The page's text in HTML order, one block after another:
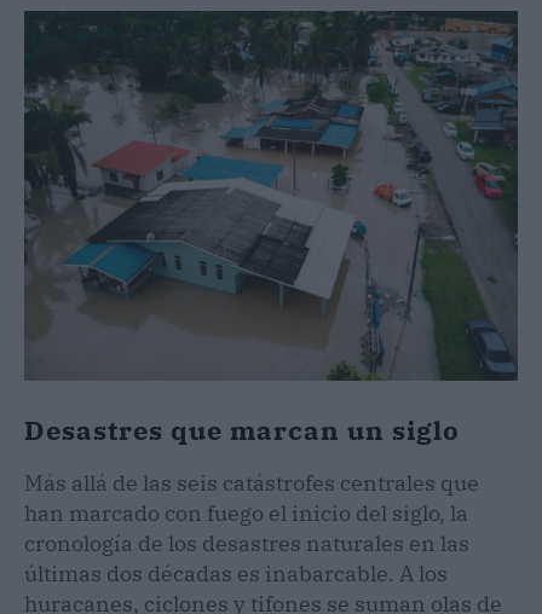
Desastres que marcan un siglo
Más allá de las seis catástrofes centrales que
han marcado con fuego el inicio del siglo, la
cronología de los desastres naturales en las
últimas dos décadas es inabarcable. A los
huracanes, ciclones y tifones se suman olas de